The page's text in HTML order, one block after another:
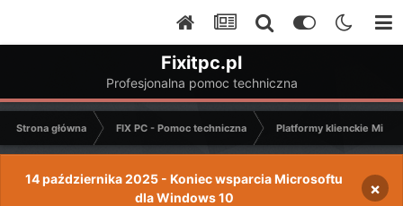
Fixitpc.pl
Profesjonalna pomoc techniczna
Strona główna FIX PC - Pomoc techniczna Platformy klienckie
14 października 2025 - Koniec wsparcia Microsoftu
dla Windows 10
×